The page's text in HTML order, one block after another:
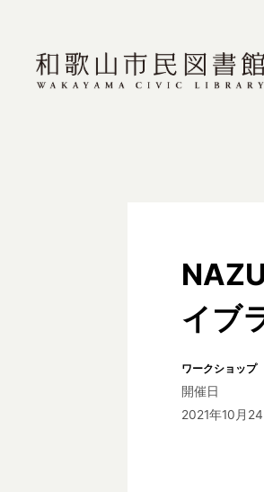
イブ
ワークショップ
開催日
2021年10月24